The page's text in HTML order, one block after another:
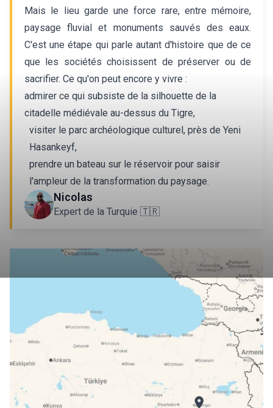
Mais le lieu garde une force rare, entre mémoire,
paysage fluvial et monuments sauvés des eaux.
C'est une étape qui parle autant d'histoire que de ce
que les sociétés choisissent de préserver ou de
sacrifier. Ce qu'on peut encore y vivre :
admirer ce qui subsiste de la silhouette de la
citadelle médiévale au-dessus du Tigre,
visiter le parc archéologique culturel, près de Yeni
Hasankeyf,
prendre un bateau sur le réservoir pour saisir
l'ampleur de la transformation du paysage.
Nicolas
Expert de la Turquie 🇹🇷